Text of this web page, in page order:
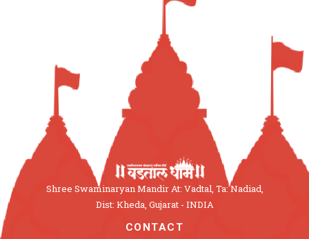
Shree Swaminaryan Mandir At: Vadtal, Ta: Nadiad,
Dist: Kheda, Gujarat - INDIA
CONTACT